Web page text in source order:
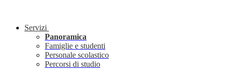
Servizi
Panoramica
Famiglie e studenti
Personale scolastico
Percorsi di studio